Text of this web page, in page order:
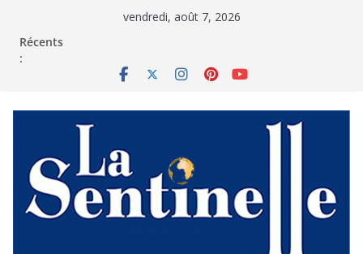
vendredi, août 7, 2026
Récents
: